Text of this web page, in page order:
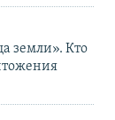
земли». Кто